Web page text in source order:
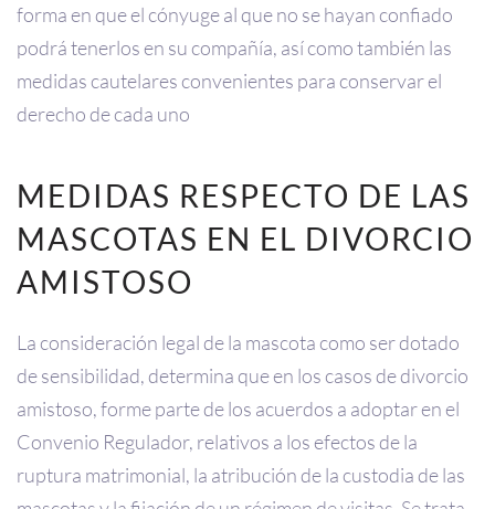
forma en que el cónyuge al que no se hayan confiado
podrá tenerlos en su compañía, así como también las
medidas cautelares convenientes para conservar el
derecho de cada uno
MEDIDAS RESPECTO DE LAS
MASCOTAS EN EL DIVORCIO
AMISTOSO
La consideración legal de la mascota como ser dotado
de sensibilidad, determina que en los casos de divorcio
amistoso, forme parte de los acuerdos a adoptar en el
Convenio Regulador, relativos a los efectos de la
ruptura matrimonial, la atribución de la custodia de las